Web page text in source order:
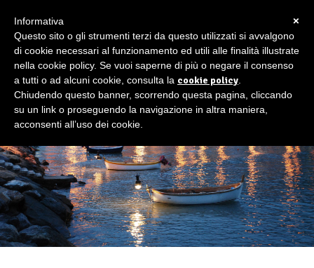
×
Informativa
Questo sito o gli strumenti terzi da questo utilizzati si avvalgono
di cookie necessari al funzionamento ed utili alle finalità illustrate
nella cookie policy. Se vuoi saperne di più o negare il consenso
a tutti o ad alcuni cookie, consulta la cookie policy
Chiudendo questo banner, scorrendo questa pagina, cliccando
su un link o proseguendo la navigazione in altra maniera,
acconsenti all’uso dei cookie.